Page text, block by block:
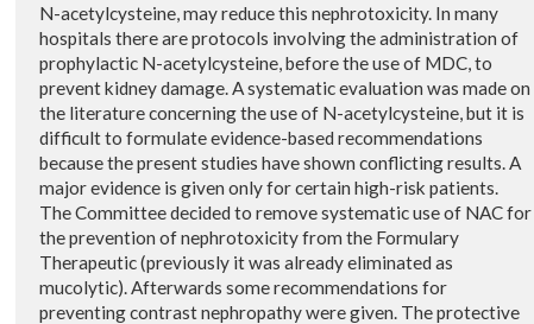
N-acetylcysteine, may reduce this nephrotoxicity. In many
hospitals there are protocols involving the administration of
prophylactic N-acetylcysteine, before the use of MDC, to
prevent kidney damage. A systematic evaluation was made on
the literature concerning the use of N-acetylcysteine, but it is
difficult to formulate evidence-based recommendations
because the present studies have shown conflicting results. A
major evidence is given only for certain high-risk patients.
The Committee decided to remove systematic use of NAC for
the prevention of nephrotoxicity from the Formulary
Therapeutic (previously it was already eliminated as
mucolytic). Afterwards some recommendations for
preventing contrast nephropathy were given. The protective